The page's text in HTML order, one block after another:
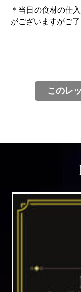
＊当日の食材の仕
がございますがご了
このレ